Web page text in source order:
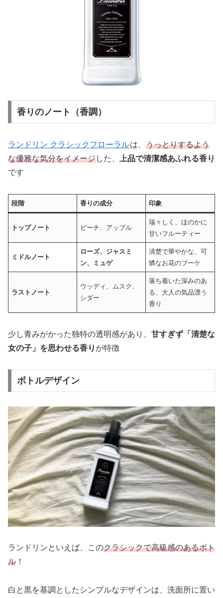
香りのノート（香調）
ランドリン クラシックフローラルは、 うっとりするよう
な優雅な気分をイメージした、
上品で清潔感あふれる香り
です
段階 香りの成分 印象
トップノート ピーチ、アップル
瑞々しく、ほのかに
甘いフルーティー
ミドルノート
ローズ、ジャスミ
ン、ミュゲ
清楚で華やかな、可
憐なお花のブーケ
ラストノート
ウッディ、ムスク、
シダー
落ち着いた深みのあ
る、大人の気品漂う
香り
少し青みがかった独特の透明感があり、 甘すぎず「清楚な
女の子」を思わせる香り が特徴
ボトルデザイン
ランドリンといえば、このクラシックで高級感のあるボト
ル ！
白と黒を基調としたシンプルなデザインは、洗面所に置い